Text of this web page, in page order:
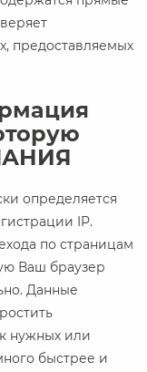
предоставляемых
определяется
IP.
по страницам
Ваш браузер
Данные
нужных или
быстрее и